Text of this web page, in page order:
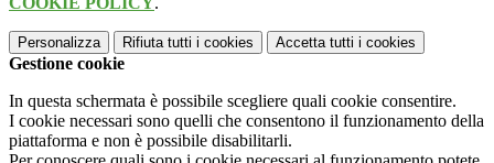
Personalizza Rifiuta tutti i cookies Accetta tutti i cookies
Gestione cookie
In questa schermata è possibile scegliere quali cookie consentire.
I cookie necessari sono quelli che consentono il funzionamento della
piattaforma e non è possibile disabilitarli.